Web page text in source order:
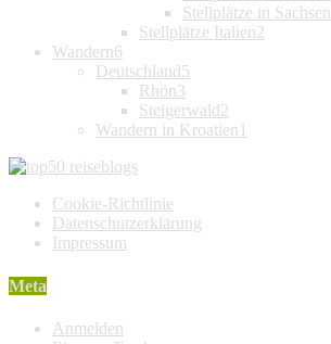
Stellplätze in Sachsen
Stellplätze Italien2
Wandern6
Deutschland5
Rhön3
Steigerwald2
Wandern in Kroatien 1
Cookie-Richtlinie
Datenschutzerklärung
Impressum
Meta
Anmelden